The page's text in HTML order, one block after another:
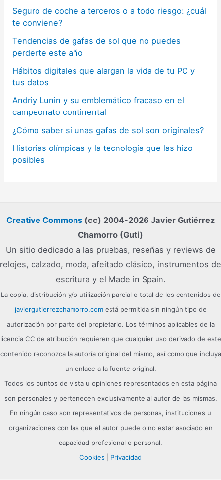
Seguro de coche a terceros o a todo riesgo: ¿cuál
te conviene?
Tendencias de gafas de sol que no puedes
perderte este año
Hábitos digitales que alargan la vida de tu PC y
tus datos
Andriy Lunin y su emblemático fracaso en el
campeonato continental
¿Cómo saber si unas gafas de sol son originales?
Historias olímpicas y la tecnología que las hizo
posibles
Creative Commons (cc) 2004-2026 Javier Gutiérrez
Chamorro (Guti)
Un sitio dedicado a las pruebas, reseñas y reviews de
relojes, calzado, moda, afeitado clásico, instrumentos de
escritura y el Made in Spain.
La copia, distribución y/o utilización parcial o total de los contenidos de
javiergutierrezchamorro.comestá permitida sin ningún tipo de
autorización por parte del propietario. Los términos aplicables de la
licencia CC de atribución requieren que cualquier uso derivado de este
contenido reconozca la autoría original del mismo, así como que incluya
un enlace a la fuente original.
Todos los puntos de vista u opiniones representados en esta página
son personales y pertenecen exclusivamente al autor de las mismas.
En ningún caso son representativos de personas, instituciones u
organizaciones con las que el autor puede o no estar asociado en
capacidad profesional o personal.
Cookies
Privacidad